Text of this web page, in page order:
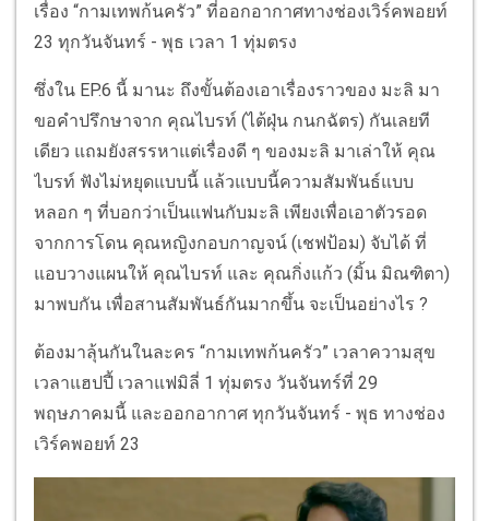
เรื่อง “กามเทพก้นครัว” ที่ออกอากาศทางช่องเวิร์คพอยท์
23 ทุกวันจันทร์ - พุธ เวลา 1 ทุ่มตรง
ซึ่งใน EP.6 นี้ มานะ ถึงขั้นต้องเอาเรื่องราวของ มะลิ มา
ขอคำปรึกษาจาก คุณไบรท์ (ไต้ฝุ่น กนกฉัตร) กันเลยที
เดียว แถมยังสรรหาแต่เรื่องดี ๆ ของมะลิ มาเล่าให้ คุณ
ไบรท์ ฟังไม่หยุดแบบนี้ แล้วแบบนี้ความสัมพันธ์แบบ
หลอก ๆ ที่บอกว่าเป็นแฟนกับมะลิ เพียงเพื่อเอาตัวรอด
จากการโดน คุณหญิงกอบกาญจน์ (เชฟป้อม) จับได้ ที่
แอบวางแผนให้ คุณไบรท์ และ คุณกิ่งแก้ว (มิ้น มิณฑิตา)
มาพบกัน เพื่อสานสัมพันธ์กันมากขึ้น จะเป็นอย่างไร ?
ต้องมาลุ้นกันในละคร “กามเทพก้นครัว” เวลาความสุข
เวลาแฮปปี้ เวลาแฟมิลี่ 1 ทุ่มตรง วันจันทร์ที่ 29
พฤษภาคมนี้ และออกอากาศ ทุกวันจันทร์ - พุธ ทางช่อง
เวิร์คพอยท์ 23